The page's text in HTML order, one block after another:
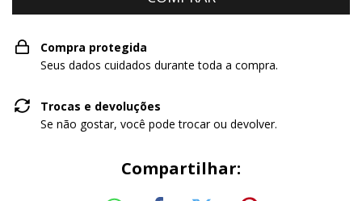
Compra protegida
Seus dados cuidados durante toda a compra.
Trocas e devoluções
Se não gostar, você pode trocar ou devolver.
Compartilhar: